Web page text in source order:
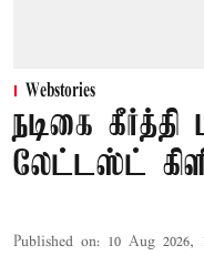
Webstories
நடிகை
லேட்டஸ்ட்
Published on: 10 Aug 2026,